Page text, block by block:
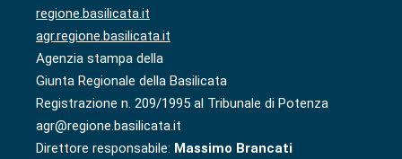
regione.basilicata.it
agr.regione.basilicata.it
Agenzia stampa della
Giunta Regionale della Basilicata
Registrazione n. 209/1995 al Tribunale di Potenza
agr@regione.basilicata.it
Direttore responsabile: Massimo Brancati